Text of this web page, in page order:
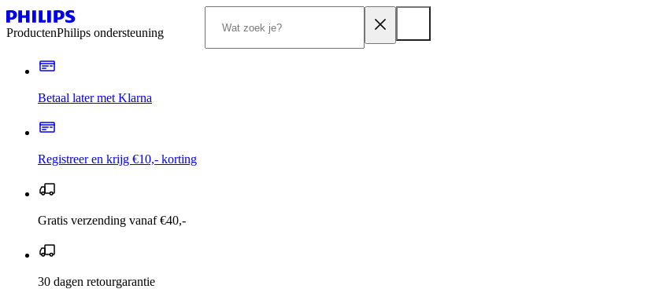
ProductenPhilips ondersteuning
Betaal later met Klarna
Registreer en krijg €10,- korting
Gratis verzending vanaf €40,-
30 dagen retourgarantie